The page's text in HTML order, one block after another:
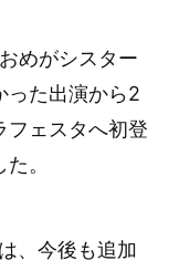
めがシスター
った出演から2
フェスタへ初登
。
、今後も追加